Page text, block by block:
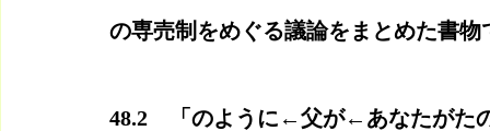
の専売制をめぐる議論をまとめた書物
48.2　「のように←父が←あなたがた